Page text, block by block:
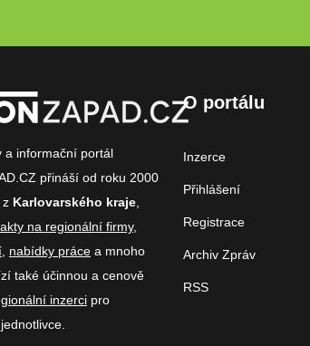
a informační portál
přináší od roku 2000
z Karlovarského kraje
na regionální firmy,
nabídky práce a mnoho
také účinnou a cenově
inzerci pro
O portálu
Inzerce
Přihlášení
Registrace
Archiv Zpráv
RSS